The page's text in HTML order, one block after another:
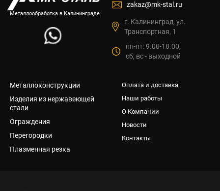
Металлообработка в Калининграде
Металлоконструкции
Изделия из нержавеющей
стали
Ограждения
Перегородки
Плазменная резка
Оплата и доставка
Наши работы
О Компании
Новости
Контакты
zakaz@mk-stal.ru
г. Калининград, ул.
Транспортная, 1
пн-пт: 9.00-18.00,
сб, вс - выходной